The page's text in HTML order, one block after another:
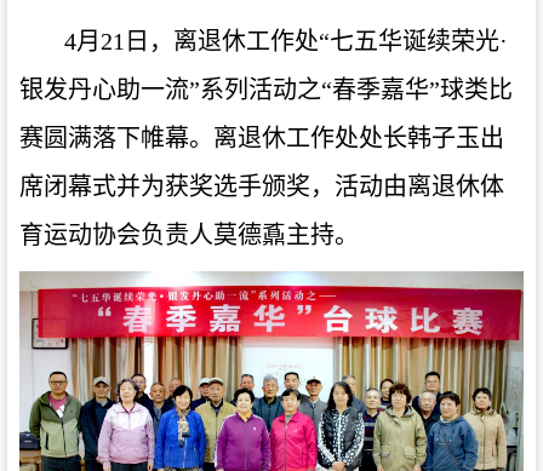
4月 21 日，离退休工作处“七五华诞续荣光·
银发丹心助一流”系列活动之“春季嘉华”球类比
赛圆满落下帷幕。离退休工作处处长韩子玉出
席闭幕式并为获奖选手颁奖，活动由离退休体
育运动协会负责人莫德鼒主持。